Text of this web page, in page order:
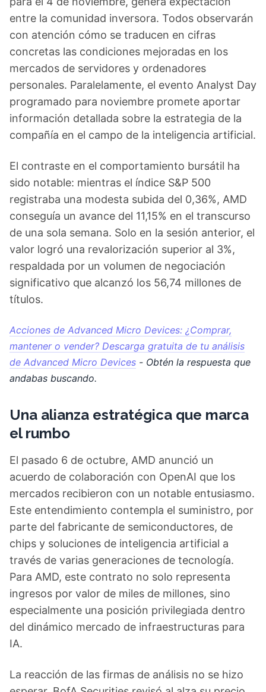
entre la comunidad inversora. Todos observarán
con atención cómo se traducen en cifras
concretas las condiciones mejoradas en los
mercados de servidores y ordenadores
personales. Paralelamente, el evento Analyst Day
programado para noviembre promete aportar
información detallada sobre la estrategia de la
compañía en el campo de la inteligencia artificial.
El contraste en el comportamiento bursátil ha
sido notable: mientras el índice S&P 500
registraba una modesta subida del 0,36%, AMD
conseguía un avance del 11,15% en el transcurso
de una sola semana. Solo en la sesión anterior, el
valor logró una revalorización superior al 3%,
respaldada por un volumen de negociación
significativo que alcanzó los 56,74 millones de
títulos.
Acciones de Advanced Micro Devices: ¿Comprar,
mantener o vender? Descarga gratuita de tu análisis
de Advanced Micro Devices - Obtén la respuesta que
andabas buscando.
Una alianza estratégica que marca
el rumbo
El pasado 6 de octubre, AMD anunció un
acuerdo de colaboración con OpenAI que los
mercados recibieron con un notable entusiasmo.
Este entendimiento contempla el suministro, por
parte del fabricante de semiconductores, de
chips y soluciones de inteligencia artificial a
través de varias generaciones de tecnología.
Para AMD, este contrato no solo representa
ingresos por valor de miles de millones, sino
especialmente una posición privilegiada dentro
del dinámico mercado de infraestructuras para
IA.
La reacción de las firmas de análisis no se hizo